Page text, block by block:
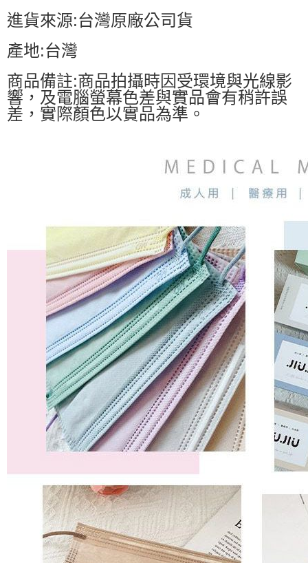
進貨來源:台灣原廠公司貨
產地:台灣
商品備註:商品拍攝時因受環境與光線影
響，及電腦螢幕色差與實品會有稍許誤
差，實際顏色以實品為準。